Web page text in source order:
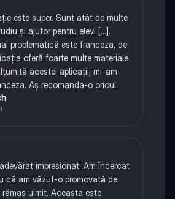
este super. Sunt atât de multe
și ajutor pentru elevi [...].
problematică este franceza, de
oferă foarte multe materiale
acestei aplicații, mi-am
Aș recomanda-o oricui.
impresionat. Am încercat
că am văzut-o promovată de
uimit. Aceasta este